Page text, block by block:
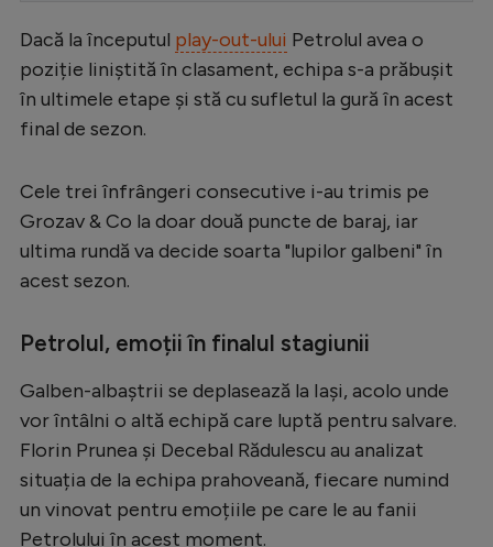
EURO 2024
Stranieri
Clasamente
Tenis
Natație
Gimnastică
Auto
Rugby
Ciclism
Dacă la începutul play-out-ului Petrolul avea o
poziție liniștită în clasament, echipa s-a prăbușit
în ultimele etape și stă cu sufletul la gură în acest
final de sezon.
Cele trei înfrângeri consecutive i-au trimis pe
Grozav & Co la doar două puncte de baraj, iar
ultima rundă va decide soarta "lupilor galbeni" în
acest sezon.
Petrolul, emoții în finalul stagiunii
Galben-albaștrii se deplasează la Iași, acolo unde
vor întâlni o altă echipă care luptă pentru salvare.
Florin Prunea și Decebal Rădulescu au analizat
situația de la echipa prahoveană, fiecare numind
un vinovat pentru emoțiile pe care le au fanii
Petrolului în acest moment.